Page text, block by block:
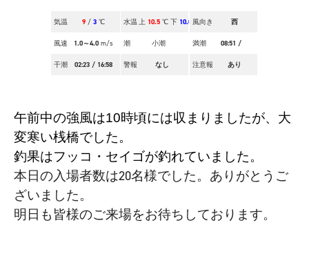
気温 9 / 3 ℃ 水温 上 10.5 ℃ 下 10.0℃
風向き 西
風速 1.0～4.0 m/s 潮 小潮 満潮 08:51 /
干潮 02:23 / 16:58 警報 なし 注意報 あり
午前中の強風は10時頃には収まりましたが、大
変寒い桟橋でした。
釣果はフッコ・セイゴが釣れていました。
本日の入場者数は20名様でした。ありがとうご
ざいました。
明日も皆様のご来場をお待ちしております。